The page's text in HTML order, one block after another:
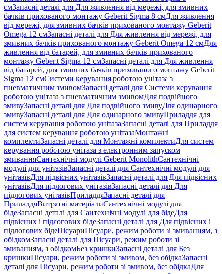
смЗапасні деталі для Для живлення від мережі, для змивних
бачків прихованого монтажу Geberit Sigma 8 смДля живлення
від мережі, для змивних бачків прихованого монтажу Geberit
Omega 12 смЗапасні деталі для Для живлення від мережі, для
змивних бачків прихованого монтажу Geberit Omega 12 смДля
живлення від батарей, для змивних бачків прихованого
монтажу Geberit Sigma 12 смЗапасні деталі для Для живлення
від батарей, для змивних бачків прихованого монтажу Geberit
Sigma 12 смСистеми керування роботою унітаза з
пневматичним змивомЗапасні деталі для Системи керування
роботою унітаза з пневматичним змивомДля подвійного
змивуЗапасні деталі для Для подвійного змивуДля одинарного
змивуЗапасні деталі для Для одинарного змивуПриладдя для
систем керування роботою унітазаЗапасні деталі для Приладдя
для систем керування роботою унітазаМонтажні
комплектиЗапасні деталі для Монтажні комплектиДля систем
керування роботою унітаза з електронним запуском
змиванняСантехнічні модулі Geberit MonolithСантехнічні
модулі для унітазівЗапасні деталі для Сантехнічні модулі для
унітазівДля підвісних унітазівЗапасні деталі для Для підвісних
унітазівДля підлогових унітазівЗапасні деталі для Для
підлогових унітазівПриладдяЗапасні деталі для
ПриладдяВитратні матеріалиСантехнічні модулі для
бідеЗапасні деталі для Сантехнічні модулі для бідеДля
підвісних і підлогових бідеЗапасні деталі для Для підвісних і
підлогових бідеПісуариПісуари, режим роботи зі змиванням, з
обідкомЗапасні деталі для Пісуари, режим роботи зі
змиванням, з обідкомБез кришкиЗапасні деталі для Без
кришкиПісуари, режим роботи зі змивом, без обідкаЗапасні
деталі для Пісуари, режим роботи зі змивом, без обідкаДля